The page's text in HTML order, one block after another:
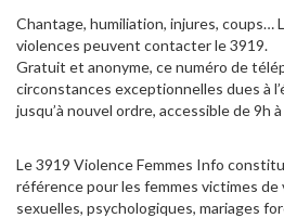
Chantage, humiliation, injures, coups…
violences peuvent contacter le 3919.
Gratuit et anonyme, ce numéro de
circonstances exceptionnelles dues à
jusqu’à nouvel ordre, accessible de 9h
Le 3919 Violence Femmes Info
référence pour les femmes victimes de
sexuelles, psychologiques, mariages